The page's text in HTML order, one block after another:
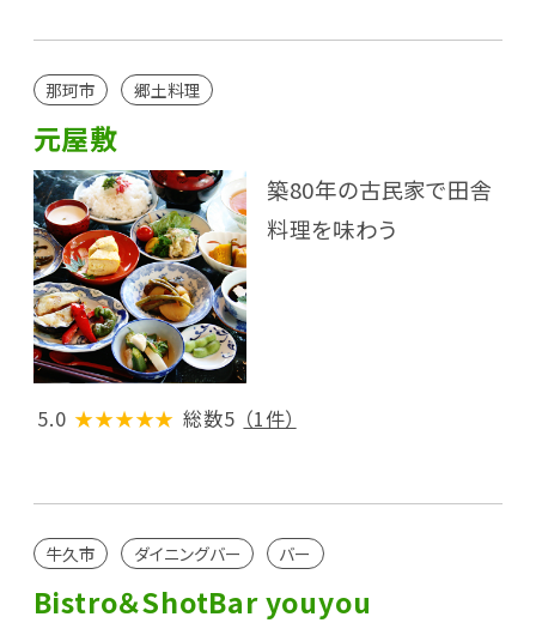
那珂市 郷土料理
元屋敷
築80年の古民家で田舎
料理を味わう
5.0 ★★★★★ 総数5 （1件）
牛久市 ダイニングバー バー
Bistro＆ShotBar youyou